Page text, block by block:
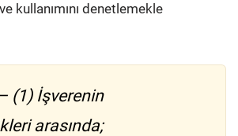
kullanımını denetlemekle
(1) İşverenin
arasında;